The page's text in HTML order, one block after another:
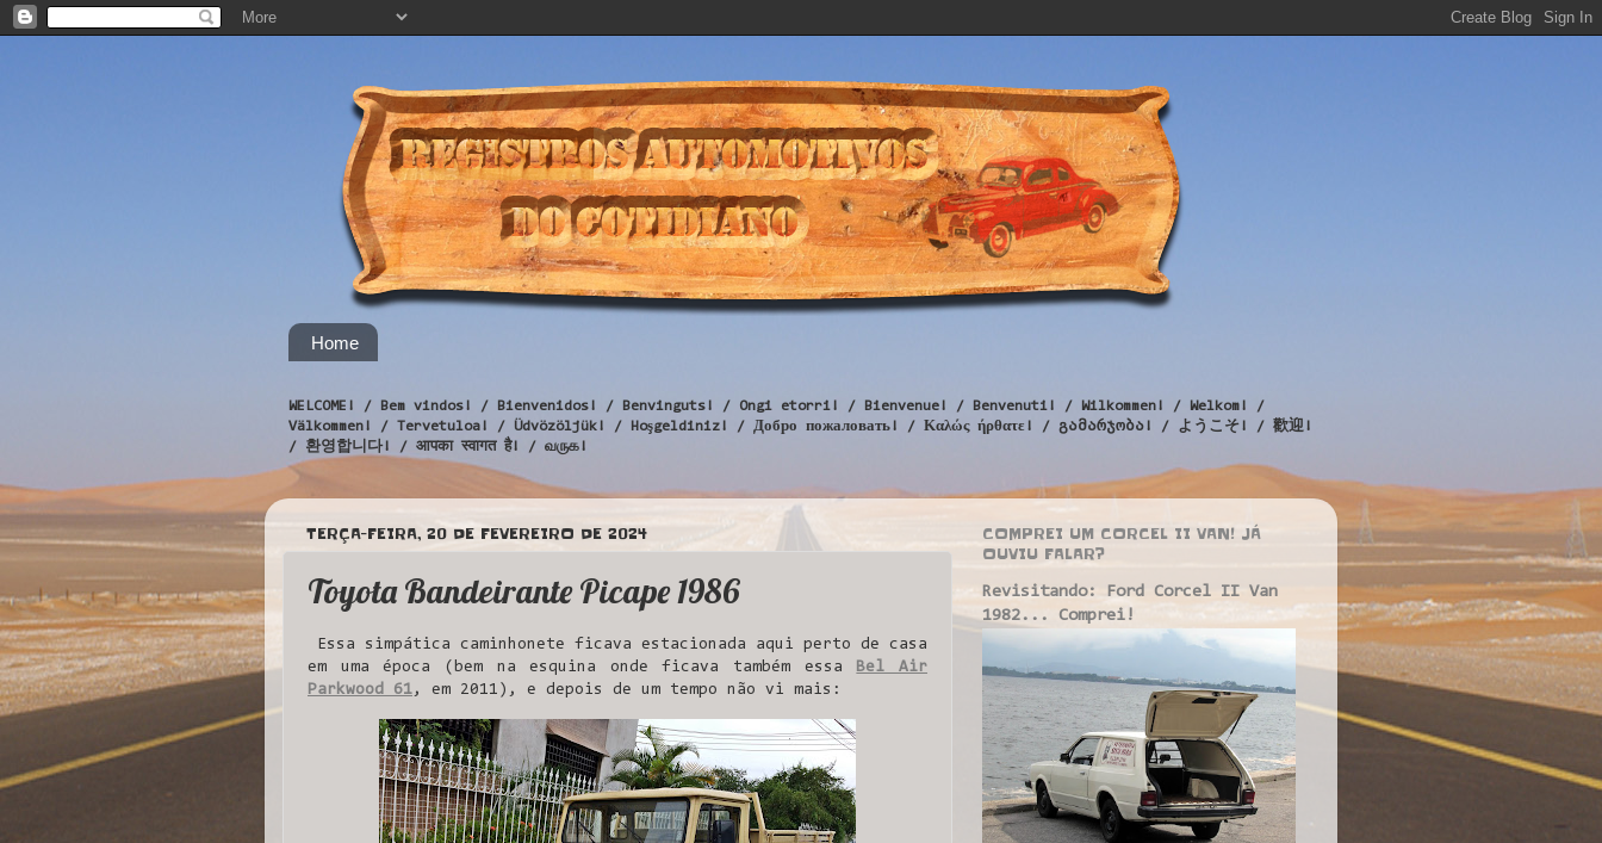
Home
WELCOME! / Bem vindos! / Bienvenidos! / Benvinguts! / Ongi etorri! / Bienvenue! / Benvenuti! / Wilkommen! / Welkom! /
Välkommen! / Tervetuloa! / Üdvözöljük! / Hoşgeldiniz! / Добро пожаловать! / Καλώς ήρθατε! / გამარჯობა! / ようこそ! / 歡迎!
/ 환영합니다! / आपका स्वागत है! / வருக!
TERÇA-FEIRA, 20 DE FEVEREIRO DE 2024
Toyota Bandeirante Picape 1986
Essa simpática caminhonete ficava estacionada aqui perto de casa
em uma época (bem na esquina onde ficava também essa Bel Air
Parkwood 61 , em 2011), e depois de um tempo não vi mais:
COMPREI UM CORCEL II VAN! JÁ
OUVIU FALAR?
Revisitando: Ford Corcel II Van
1982... Comprei!